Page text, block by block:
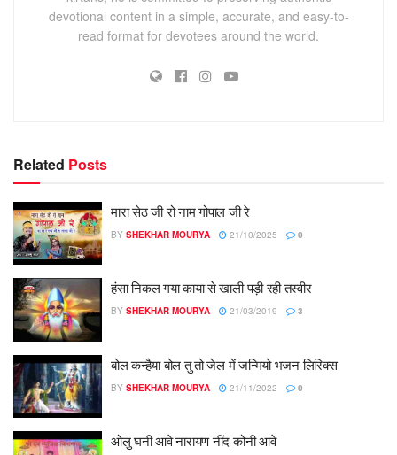
devotional content in a simple, accurate, and easy-to-
read format for devotees around the world.
Related Posts
मारा सेठ जी रो नाम गोपाल जी रे
BY SHEKHAR MOURYA 21/10/2025 0
हंसा निकल गया काया से खाली पड़ी रही तस्वीर
BY SHEKHAR MOURYA 21/03/2019 3
बोल कन्हैया बोल तु तो जेल में जन्मियो भजन लिरिक्स
BY SHEKHAR MOURYA 21/11/2022 0
ओलु घनी आवे नारायण नींद कोनी आवे